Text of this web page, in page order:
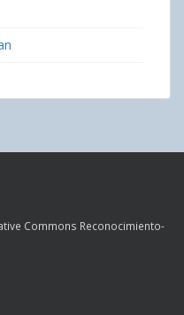
Commons Reconocimiento-